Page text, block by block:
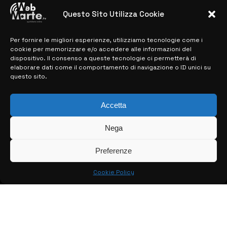
Questo Sito Utilizza Cookie
Per fornire le migliori esperienze, utilizziamo tecnologie come i
cookie per memorizzare e/o accedere alle informazioni del
dispositivo. Il consenso a queste tecnologie ci permetterà di
elaborare dati come il comportamento di navigazione o ID unici su
questo sito.
Accetta
Nega
Preferenze
Cookie Policy
previste
MAPPA DEL SITO